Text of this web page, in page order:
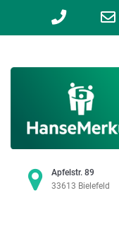
Apfelstr. 89
33613 Bielefeld
Phone
calling